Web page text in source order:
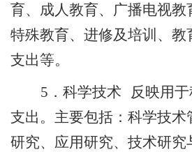
育、成人教育、广播电视教
特殊教育、进修及培训、教
支出等。
5 ．科学技术 反映用
支出。主要包括：科学技术
研究、应用研究、技术研究